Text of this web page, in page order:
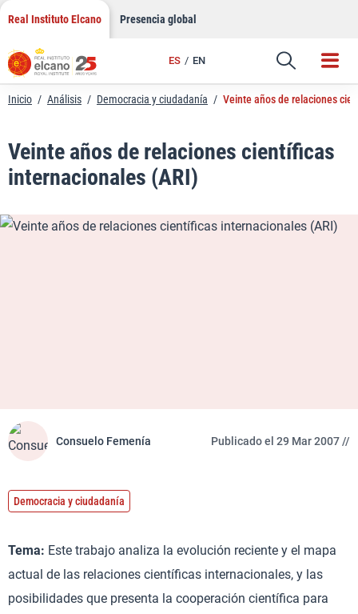
Saltar
contenido
Real Instituto Elcano Presencia global
ES EN
Enlace
Inicio / Análisis / Democracia y ciudadanía / Veinte años de relaciones
Veinte años de relaciones científicas
internacionales (ARI)
Consuelo Femenía Publicado el 29 Mar 2007 //
Democracia y ciudadanía
Tema: Este trabajo analiza la evolución reciente y el mapa
actual de las relaciones científicas internacionales, y las
posibilidades que presenta la cooperación científica para